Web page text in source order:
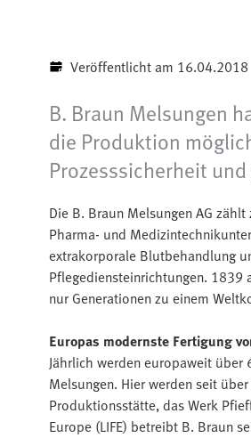
Veröffentlicht am 16.04.2018
B. Braun Melsungen
die Produktion
Prozesssicherheit
Die B. Braun Melsungen AG
Pharma- und
extrakorporale Blutbehandlung
Pflegediensteinrichtungen. 1839
nur Generationen zu einem
Europas modernste Fertigung
Jährlich werden europaweit
Melsungen. Hier werden seit
Produktionsstätte, das Werk
Europe (LIFE) betreibt B. Braun